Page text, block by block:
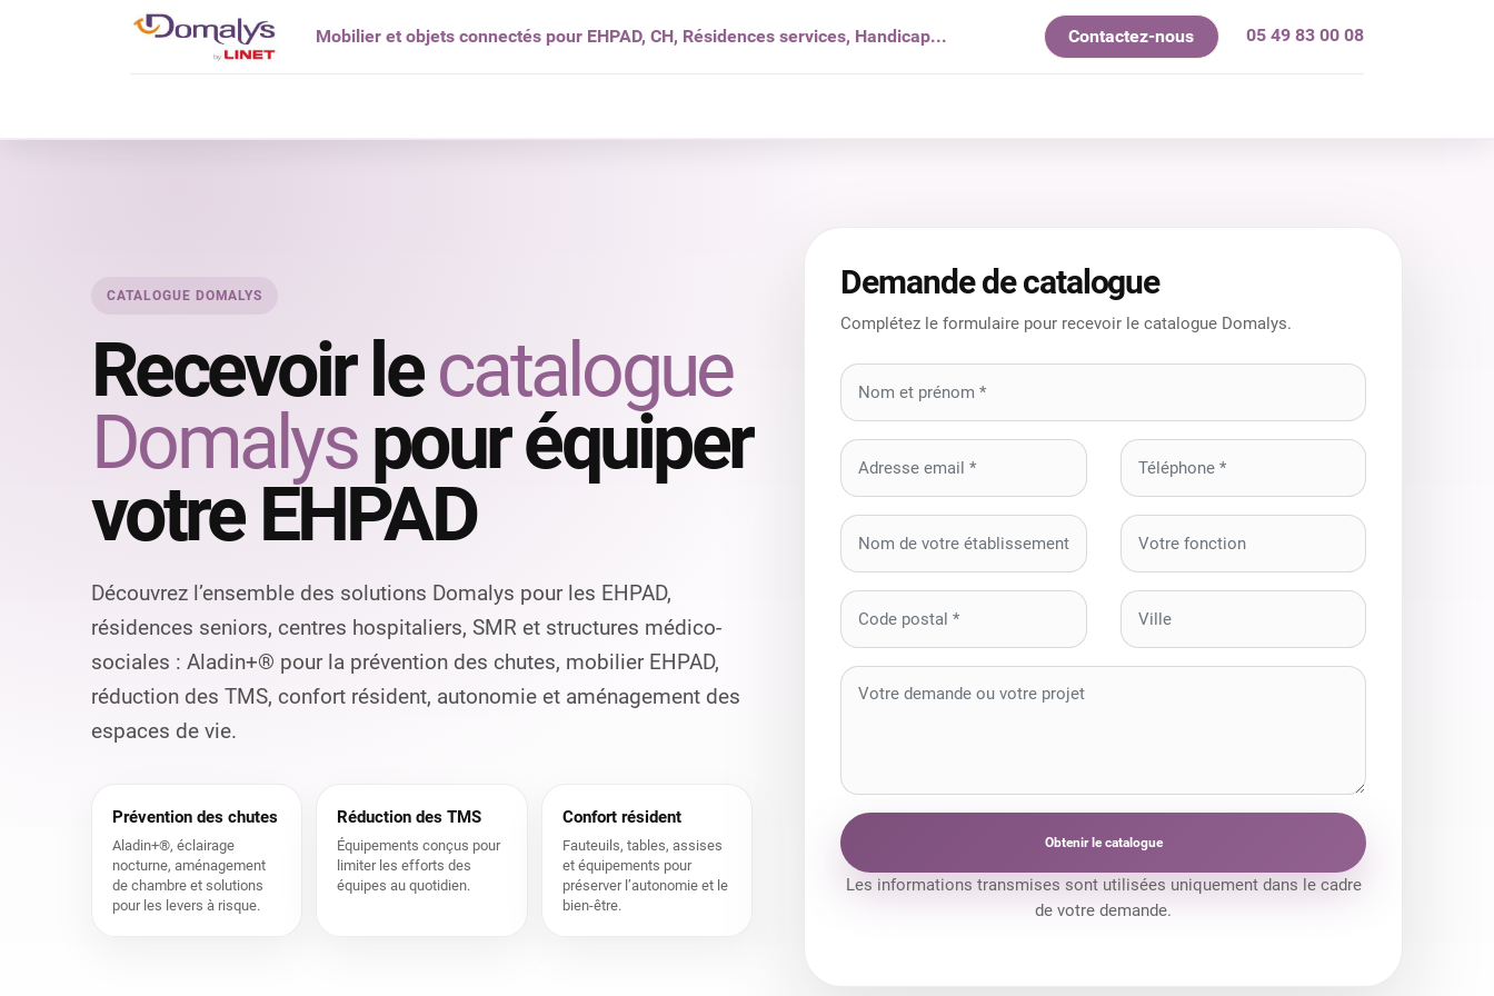
Mobilier et objets connectés pour EHPAD, CH, Résidences services, Handicap... Contactez-nous 05 49 83 00 08
CATALOGUE DOMALYS
Recevoir lecatalogue
Domalyspour équiper
votre EHPAD
Découvrez l’ensemble des solutions Domalys pour les EHPAD,
résidences seniors, centres hospitaliers, SMR et structures médico-
sociales : Aladin+® pour la prévention des chutes, mobilier EHPAD,
réduction des TMS, confort résident, autonomie et aménagement des
espaces de vie.
Prévention des chutes
Aladin+®, éclairage
nocturne, aménagement
de chambre et solutions
pour les levers à risque.
Réduction des TMS
Équipements conçus pour
limiter les efforts des
équipes au quotidien.
Confort résident
Fauteuils, tables, assises
et équipements pour
préserver l’autonomie et le
bien-être.
Demande de catalogue
Complétez le formulaire pour recevoir le catalogue Domalys.
Obtenir le catalogue
Les informations transmises sont utilisées uniquement dans le cadre
de votre demande.